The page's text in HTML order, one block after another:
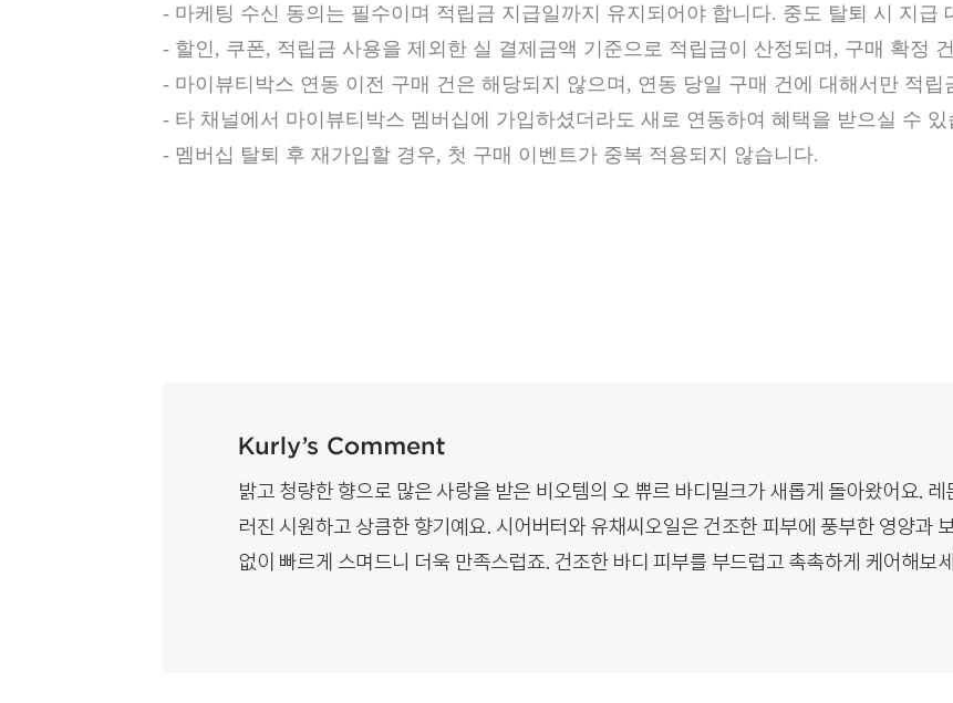
- 마케팅 수신 동의는 필수이며 적립금 지급일까지 유지되어야 합니다. 중도 탈퇴 시 지급
- 할인, 쿠폰, 적립금 사용을 제외한 실 결제금액 기준으로 적립금이 산정되며, 구매 확정
- 마이뷰티박스 연동 이전 구매 건은 해당되지 않으며, 연동 당일 구매 건에 대해서만 적립
- 타 채널에서 마이뷰티박스 멤버십에 가입하셨더라도 새로 연동하여 혜택을 받으실 수 있
- 멤버십 탈퇴 후 재가입할 경우, 첫 구매 이벤트가 중복 적용되지 않습니다.